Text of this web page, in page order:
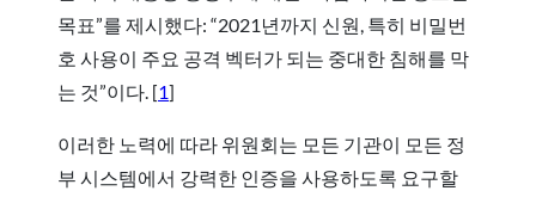
목표”를 제시했다: “2021년까지 신원, 특히 비밀번
호 사용이 주요 공격 벡터가 되는 중대한 침해를 막
는 것”이다. [1]
이러한 노력에 따라 위원회는 모든 기관이 모든 정
부 시스템에서 강력한 인증을 사용하도록 요구할